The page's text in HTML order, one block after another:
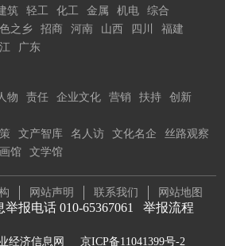
筑 轻工 化工 金属 机电
综合
之乡 招商 河南 山西 四川
福建
广东
物 责任 企业文化 营销 扶持
创新
文产智库 名人访 文化名企
丝路观察
馆 文学馆
网站声明 联系我们 网站地图
报电话 010-65367061 举报流程
经济信息网 京ICP备11041399号-2